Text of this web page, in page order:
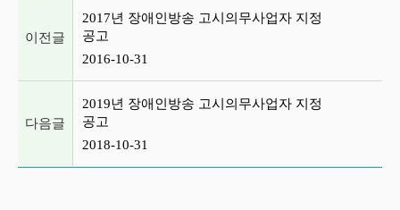
이전글
2017년 장애인방송 고시의무사업자 지정
공고
2016-10-31
다음글
2019년 장애인방송 고시의무사업자 지정
공고
2018-10-31